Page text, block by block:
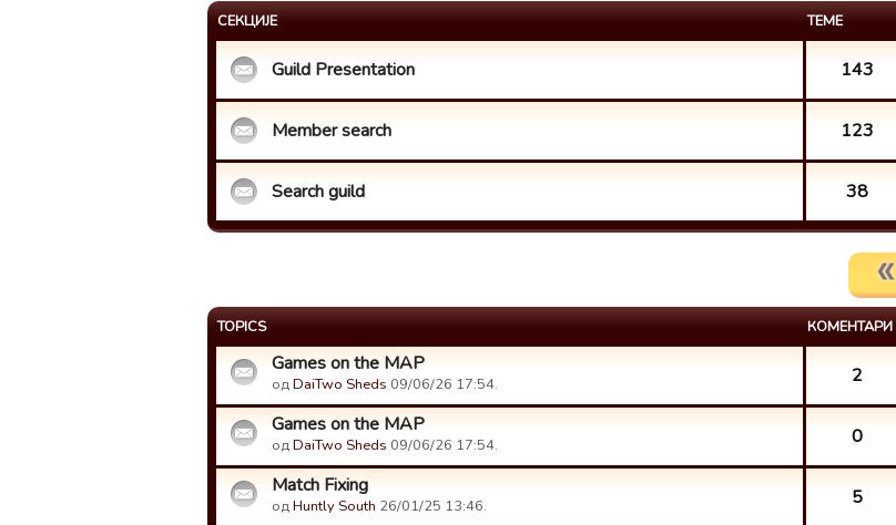
СЕКЦИЈЕ ТЕМЕ
Guild Presentation 143
Member search 123
Search guild 38
TOPICS КОМЕНТАРИ
Games on the MAP
одDaiTwo Sheds 09/06/26 17:54. 2
Games on the MAP
одDaiTwo Sheds 09/06/26 17:54. 0
Match Fixing
одHuntly South 26/01/25 13:46. 5